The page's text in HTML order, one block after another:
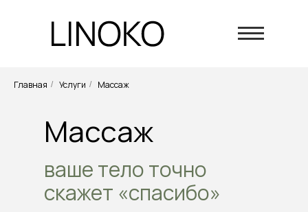
Главная / Услуги / Массаж
Массаж
ваше тело точно
скажет «спасибо»